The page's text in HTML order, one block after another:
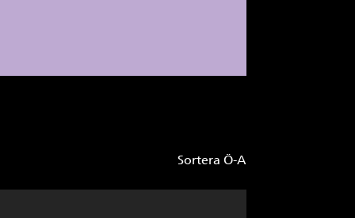
Sortera Ö-A